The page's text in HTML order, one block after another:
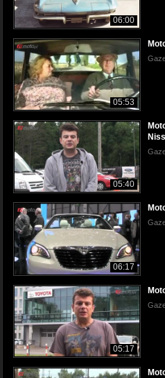
06:00
05:53
05:40
06:17
05:17